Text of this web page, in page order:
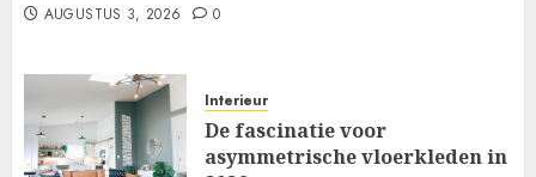
AUGUSTUS 3, 2026 0
Interieur
De fascinatie voor
asymmetrische vloerkleden in